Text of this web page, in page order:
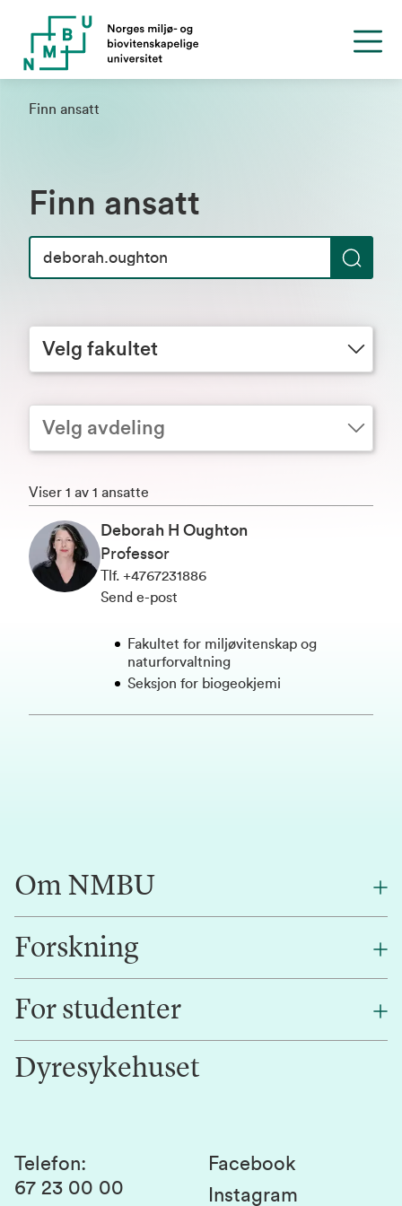
Finn ansatt
Finn ansatt
k
Velg fakultet
Velg avdeling
Viser 1 av 1 ansatte
Deborah H Oughton
Professor
Tlf. +4767231886
Send e-post
Fakultet for miljøvitenskap og
naturforvaltning
Seksjon for biogeokjemi
Om NMBU
Om oss
Alumni
Kontakt oss
Forskning
Forskning
Innovasjon
For studenter
Studentlivet
Studier og emner
Studenttinget
Dyresykehuset
Telefon:
67 23 00 00
Facebook
Instagram